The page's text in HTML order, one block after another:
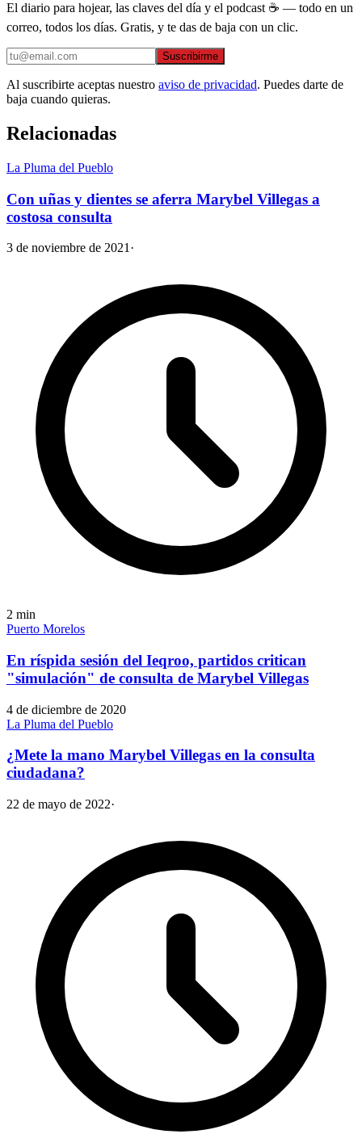
El diario para hojear, las claves del día y el podcast ☕ — todo en un
correo, todos los días. Gratis, y te das de baja con un clic.
Suscribirme
Al suscribirte aceptas nuestro aviso de privacidad. Puedes darte de
baja cuando quieras.
Relacionadas
La Pluma del Pueblo
Con uñas y dientes se aferra Marybel Villegas a
costosa consulta
3 de noviembre de 2021 ·
2 min
Puerto Morelos
En ríspida sesión del Ieqroo, partidos critican
"simulación" de consulta de Marybel Villegas
4 de diciembre de 2020
La Pluma del Pueblo
¿Mete la mano Marybel Villegas en la consulta
ciudadana?
22 de mayo de 2022·